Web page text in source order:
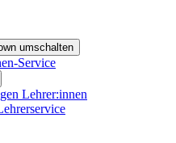
umschalten
Service
Lehrer:innen